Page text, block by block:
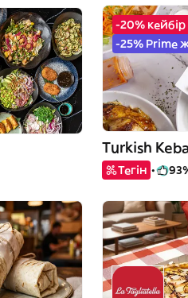
-20%
-25% Prime
Turkish
Тегін